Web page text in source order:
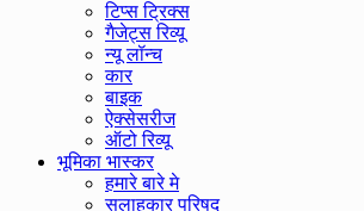
टिप्स ट्रिक्स
गैजेट्स रिव्यू
न्यू लॉन्च
कार
बाइक
ऐक्सेसरीज
ऑटो रिव्यू
भूमिका भास्कर
हमारे बारे मे
सलाहकार परिषद